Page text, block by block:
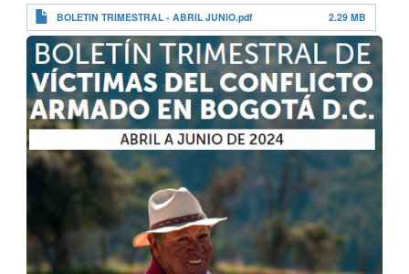
BOLETIN TRIMESTRAL - ABRIL JUNIO.pdf 2.29 MB